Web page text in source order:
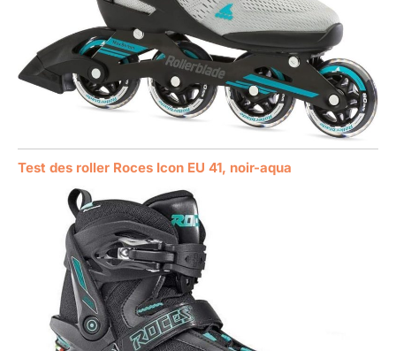
Test des roller Roces Icon EU 41, noir-aqua